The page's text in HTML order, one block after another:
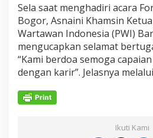
Sela saat menghadiri acara
Bogor, Asnaini Khamsin
Wartawan Indonesia (PWI)
mengucapkan selamat
“Kami berdoa semoga
dengan karir”. Jelasnya
Ikuti Kami